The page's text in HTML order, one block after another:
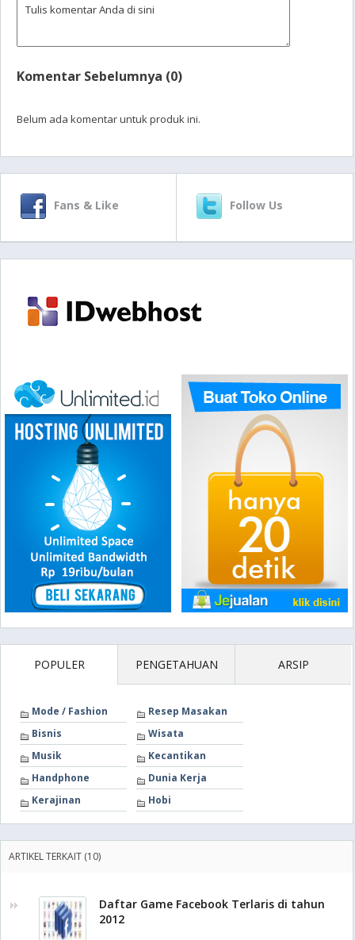
Komentar Sebelumnya (0)
Belum ada komentar untuk produk ini.
Fans & Like Follow Us
POPULER PENGETAHUAN ARSIP
Mode / Fashion
Resep Masakan
Bisnis
Wisata
Musik
Kecantikan
Handphone
Dunia Kerja
Kerajinan
Hobi
ARTIKEL TERKAIT (10)
Daftar Game Facebook Terlaris di tahun
2012